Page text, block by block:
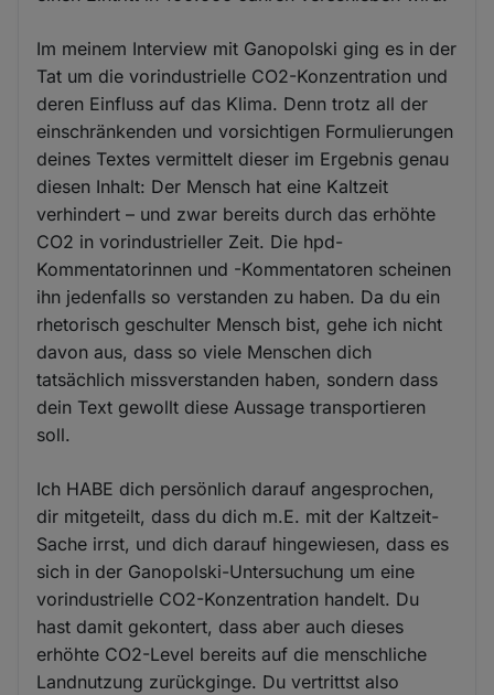
Im meinem Interview mit Ganopolski ging es in der
Tat um die vorindustrielle CO2-Konzentration und
deren Einfluss auf das Klima. Denn trotz all der
einschränkenden und vorsichtigen Formulierungen
deines Textes vermittelt dieser im Ergebnis genau
diesen Inhalt: Der Mensch hat eine Kaltzeit
verhindert – und zwar bereits durch das erhöhte
CO2 in vorindustrieller Zeit. Die hpd-
Kommentatorinnen und -Kommentatoren scheinen
ihn jedenfalls so verstanden zu haben. Da du ein
rhetorisch geschulter Mensch bist, gehe ich nicht
davon aus, dass so viele Menschen dich
tatsächlich missverstanden haben, sondern dass
dein Text gewollt diese Aussage transportieren
soll.
Ich HABE dich persönlich darauf angesprochen,
dir mitgeteilt, dass du dich m.E. mit der Kaltzeit-
Sache irrst, und dich darauf hingewiesen, dass es
sich in der Ganopolski-Untersuchung um eine
vorindustrielle CO2-Konzentration handelt. Du
hast damit gekontert, dass aber auch dieses
erhöhte CO2-Level bereits auf die menschliche
Landnutzung zurückginge. Du vertrittst also